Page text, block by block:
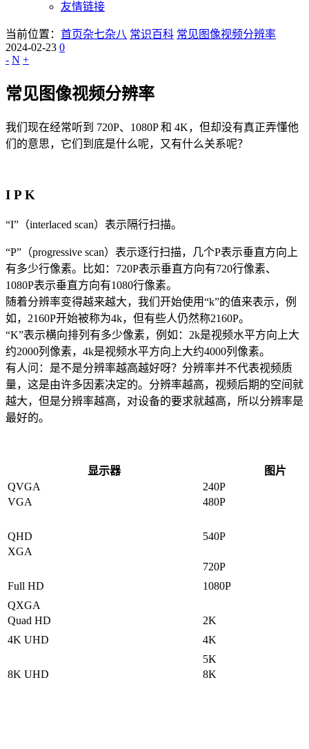
友情链接
当前位置： 首页杂七杂八 常识百科 常见图像视频分辨率
2024-02-23 0
- N +
常见图像视频分辨率
我们现在经常听到 720P、1080P 和 4K，但却没有真正弄懂他
们的意思，它们到底是什么呢，又有什么关系呢？
I P K
“I”（interlaced scan）表示隔行扫描。
“P”（progressive scan）表示逐行扫描，几个P表示垂直方向上
有多少行像素。比如：720P表示垂直方向有720行像素、
1080P表示垂直方向有1080行像素。
随着分辨率变得越来越大，我们开始使用“k”的值来表示，例
如，2160P开始被称为4k，但有些人仍然称2160P。
“K”表示横向排列有多少像素，例如：2k是视频水平方向上大
约2000列像素，4k是视频水平方向上大约4000列像素。
有人问：是不是分辨率越高越好呀？分辨率并不代表视频质
量，这是由许多因素决定的。分辨率越高，视频后期的空间就
越大，但是分辨率越高，对设备的要求就越高，所以分辨率是
最好的。
显示器
图片
QVGA
240P
VGA
480P
QHD
540P
XGA
720P
Full HD
1080P
QXGA
Quad HD
2K
4K UHD
4K
5K
8K UHD
8K